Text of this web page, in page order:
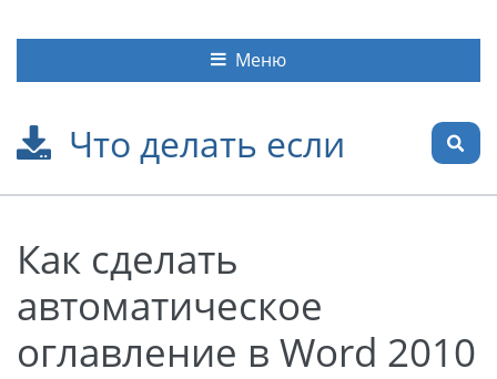
Что делать если
Меню
Как сделать
автоматическое
оглавление в Word 2010